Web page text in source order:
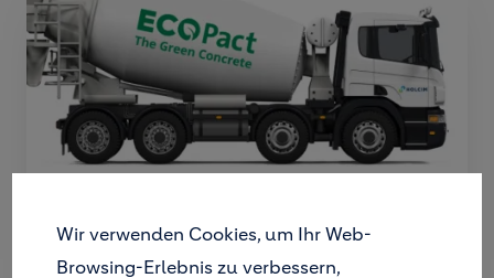
Holcim ECOPact
Wir verwenden Cookies, um Ihr Web-
Browsing-Erlebnis zu verbessern,